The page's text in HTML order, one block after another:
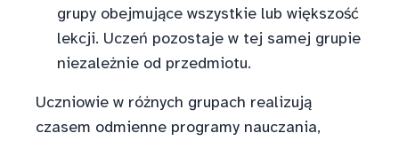
grupy obejmujące wszystkie lub większość
lekcji. Uczeń pozostaje w tej samej grupie
niezależnie od przedmiotu.
Uczniowie w różnych grupach realizują
czasem odmienne programy nauczania,